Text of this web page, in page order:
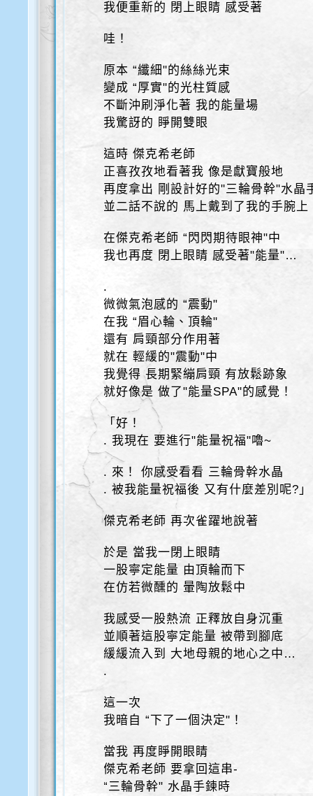
我便重新的 閉上眼睛 感受著
哇！
原本 “纖細"的絲絲光束
變成 “厚實"的光柱質感
不斷沖刷淨化著 我的能量場
我驚訝的 睜開雙眼
這時 傑克希老師
正喜孜孜地看著我 像是獻寶般地
再度拿出 剛設計好的"三輪骨幹"水晶
並二話不說的 馬上戴到了我的手腕上
在傑克希老師 “閃閃期待眼神"中
我也再度 閉上眼睛 感受著"能量"…
.
微微氣泡感的 “震動"
在我 “眉心輪、頂輪"
還有 肩頸部分作用著
就在 輕緩的"震動"中
我覺得 長期緊繃肩頸 有放鬆跡象
就好像是 做了"能量SPA"的感覺！
「好！
. 我現在 要進行"能量祝福"嚕~
. 來！ 你感受看看 三輪骨幹水晶
. 被我能量祝福後 又有什麼差別呢?」
傑克希老師 再次雀躍地說著
於是 當我一閉上眼睛
一股寧定能量 由頂輪而下
在仿若微醺的 暈陶放鬆中
我感受一股熱流 正釋放自身沉重
並順著這股寧定能量 被帶到腳底
緩緩流入到 大地母親的地心之中…
.
這一次
我暗自 “下了一個決定"！
當我 再度睜開眼睛
傑克希老師 要拿回這串-
“三輪骨幹" 水晶手鍊時